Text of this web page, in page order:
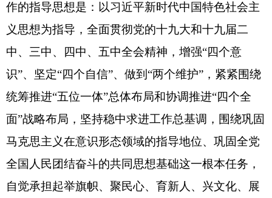
作的指导思想是：以习近平新时代中国特色社会主
义思想为指导，全面贯彻党的十九大和十九届二
中、三中、四中、五中全会精神，增强“四个意
识”、坚定“四个自信”、做到“两个维护”，紧紧围绕
统筹推进“五位一体”总体布局和协调推进“四个全
面”战略布局，坚持稳中求进工作总基调，围绕巩固
马克思主义在意识形态领域的指导地位、巩固全党
全国人民团结奋斗的共同思想基础这一根本任务，
自觉承担起举旗帜、聚民心、育新人、兴文化、展